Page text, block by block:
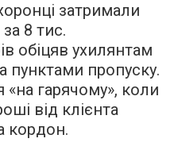
затримали
8 тис.
обіцяв ухилянтам
пунктами пропуску.
«на гарячому», коли
від клієнта
кордон.